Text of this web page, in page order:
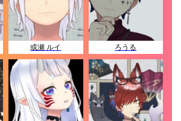
或瀬 ルイ ろうる